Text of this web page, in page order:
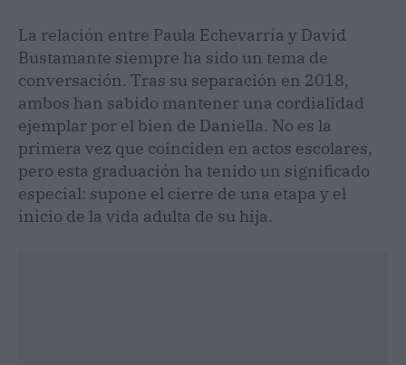
La relación entre Paula Echevarría y David
Bustamante siempre ha sido un tema de
conversación. Tras su separación en 2018,
ambos han sabido mantener una cordialidad
ejemplar por el bien de Daniella. No es la
primera vez que coinciden en actos escolares,
pero esta graduación ha tenido un significado
especial: supone el cierre de una etapa y el
inicio de la vida adulta de su hija.